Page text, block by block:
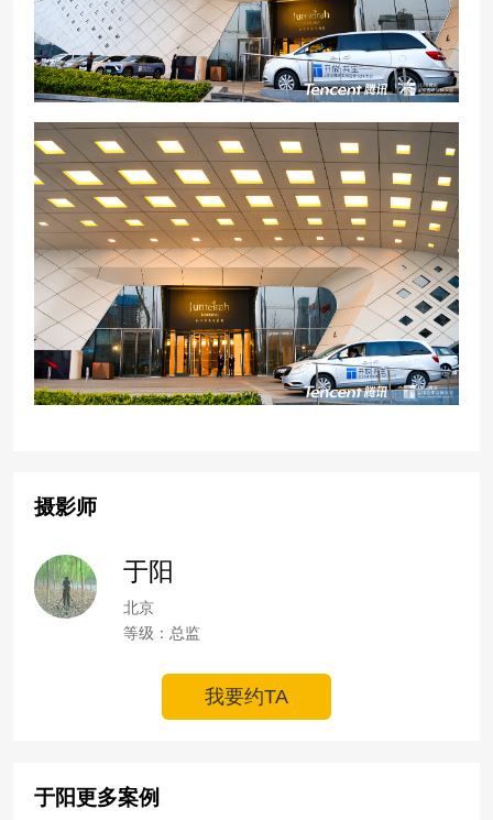
摄影师
于阳
北京
等级：总监
我要约TA
于阳更多案例